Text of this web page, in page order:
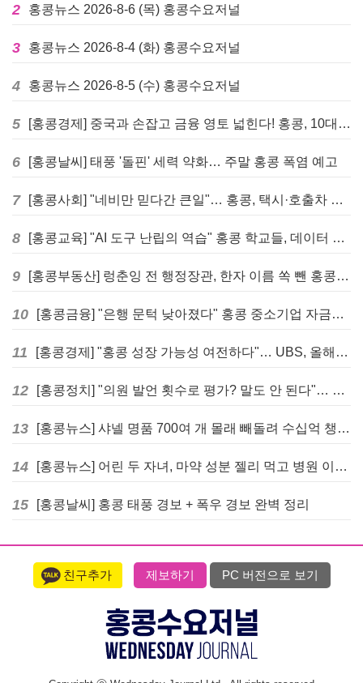
2 홍콩뉴스 2026-8-6 (목) 홍콩수요저널
3 홍콩뉴스 2026-8-4 (화) 홍콩수요저널
4 홍콩뉴스 2026-8-5 (수) 홍콩수요저널
5 [홍콩경제] 중국과 손잡고 금융 영토 넓힌다! 홍콩, 10대 신규 정책 발표
6 [홍콩날씨] 태풍 '돌핀' 세력 약화… 주말 홍콩 폭염 예고
7 [홍콩사회] "네비만 믿다간 큰일"… 홍콩, 택시·호출차 통합 시험 도입하며 규제 본격화
8 [홍콩교육] "AI 도구 난립의 역습" 홍콩 학교들, 데이터 고립에 교육 효과 평가 비상
9 [홍콩부동산] 렁춘잉 전 행정장관, 한자 이름 쏙 뺀 홍콩 고급 아파트 단지들에 쓴소리
10 [홍콩금융] "은행 문턱 낮아졌다" 홍콩 중소기업 자금줄 숨통 트이나… HKMA "2분기 신용 조건 안정적"
11 [홍콩경제] "홍콩 성장 가능성 여전하다"… UBS, 올해 홍콩 GDP 성장률 전망치 4.5%로 대폭 상향
12 [홍콩정치] "의원 발언 횟수로 평가? 말도 안 된다"… 홍콩 입법회 의장의 일침
13 [홍콩뉴스] 샤넬 명품 700여 개 몰래 빼돌려 수십억 챙긴 직원 4년~7년형 선고
14 [홍콩뉴스] 어린 두 자녀, 마약 성분 젤리 먹고 병원 이송… 어머니와 친척 체포
15 [홍콩날씨] 홍콩 태풍 경보 + 폭우 경보 완벽 정리
친구추가 제보하기 PC 버전으로 보기